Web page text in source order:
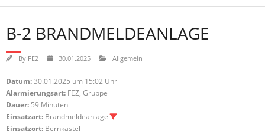
B-2 BRANDMELDEANLAGE
By FE2 30.01.2025 Allgemein
Datum:30.01.2025 um 15:02 Uhr
Alarmierungsart: FEZ, Gruppe
Dauer: 59 Minuten
Einsatzart: Brandmeldeanlage
Einsatzort: Bernkastel